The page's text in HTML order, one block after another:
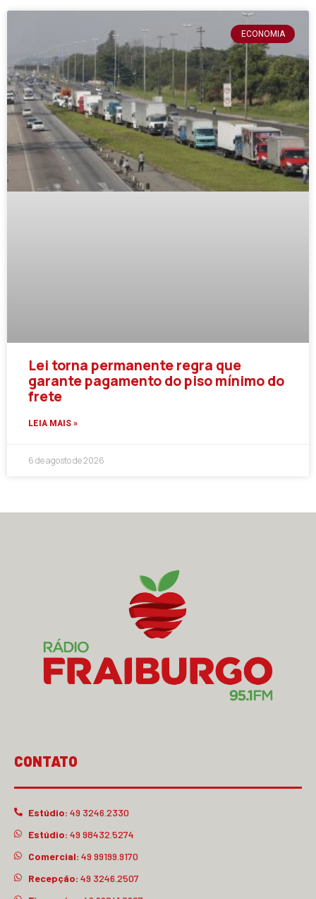
ECONOMIA
Lei torna permanente regra que
garante pagamento do piso mínimo do
frete
LEIA MAIS »
6 de agosto de 2026
CONTATO
Estúdio: 49 3246.2330
Estúdio: 49 98432.5274
Comercial: 49 99199.9170
Recepção: 49 3246.2507